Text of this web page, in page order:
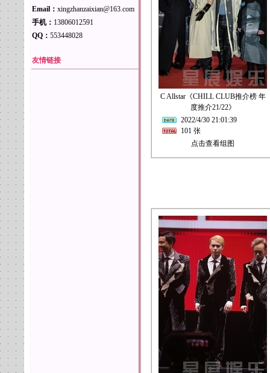
Email： xingzhanzaixian@163.com
手机： 13806012591
QQ： 553448028
友情链接
C Allstar《CHILL CLUB推介榜 年
度推介21/22》
2022/4/30 21:01:39
101 张
点击查看组图